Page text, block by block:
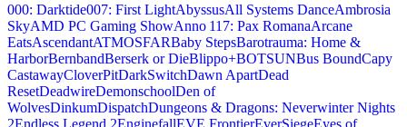
000: Darktide007: First LightAbyssusAll Systems DanceAmbrosia
SkyAMD PC Gaming ShowAnno 117: Pax RomanaArcane
EatsAscendantATMOSFARBaby StepsBarotrauma: Home &
HarborBernbandBerserk or DieBlippo+BOTSUNBus BoundCapy
CastawayCloverPitDarkSwitchDawn ApartDead
ResetDeadwireDemonschoolDen of
WolvesDinkumDispatchDungeons & Dragons: Neverwinter Nights
2Endless Legend 2EnginefallEVE FrontierEverSiegeEyes of